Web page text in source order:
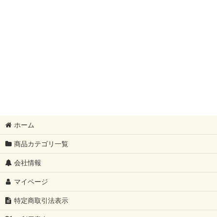
ホーム
商品カテゴリ一覧
会社情報
マイページ
特定商取引法表示